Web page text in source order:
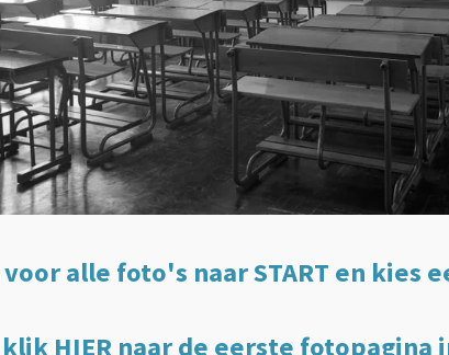
voor alle foto's naar START en kies
klik HIER naar de eerste fotopagina